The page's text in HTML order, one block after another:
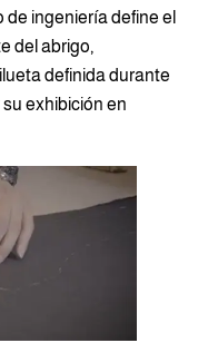
ingeniería define el
del abrigo,
definida durante
exhibición en